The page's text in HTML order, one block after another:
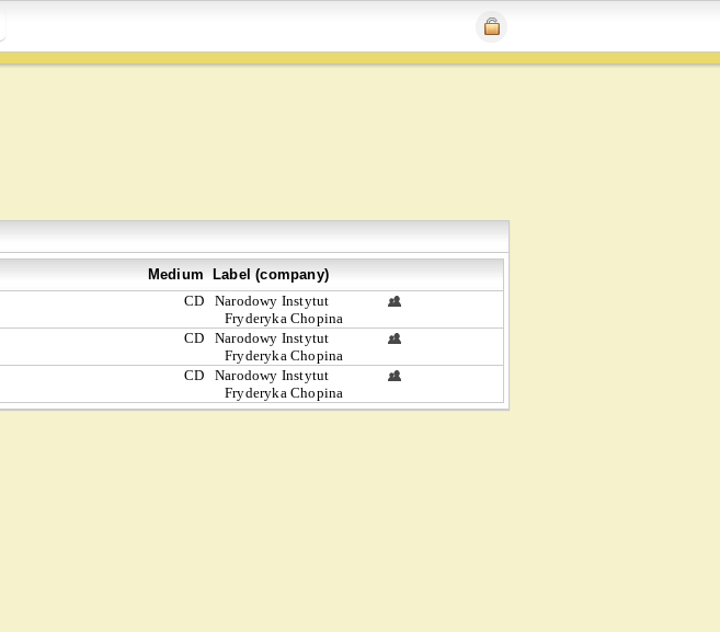
Medium
Label (company)
CD
Narodowy Instytut
Fryderyka Chopina
CD
Narodowy Instytut
Fryderyka Chopina
CD
Narodowy Instytut
Fryderyka Chopina